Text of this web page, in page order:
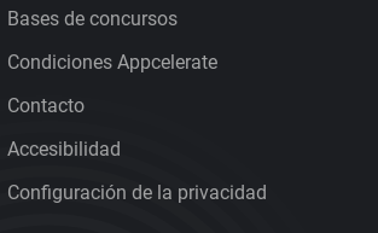
Bases de concursos
Condiciones Appcelerate
Contacto
Accesibilidad
Configuración de la privacidad